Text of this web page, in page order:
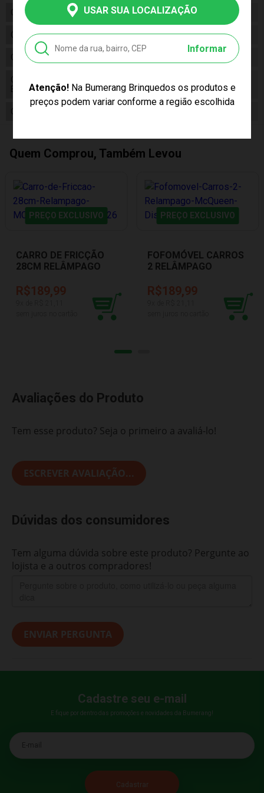
USAR SUA LOCALIZAÇÃO
Informar
Atenção!Na Bumerang Brinquedos os produtos e
preços podem variar conforme a região escolhida
Código 051226
Código de Barras 7899871621833
Composição
Conteúdo da
Embalagem
MCQueen
Cor Produto
Quem Comprou, Também Levou
PREÇO EXCLUSIVO
CARRO DE FRICÇÃO
28CM RELÂMPAGO
051226
R$189,99
PREÇO EXCLUSIVO
FOFOMÓVEL CARROS
2 RELÂMPAGO
LIDER 49
R$189,99
Avaliações do Produto
Tem esse produto? Seja o primeiro a avaliá-lo!
ESCREVER AVALIAÇÃO...
Dúvidas dos consumidores
Tem alguma dúvida sobre este produto? Pergunte ao
lojista e a outros compradores!
ENVIAR PERGUNTA
Cadastre seu e-mail
E fique por dentro das promoções e novidades da Bumerang!
E-mail